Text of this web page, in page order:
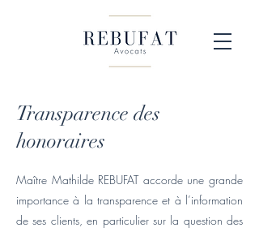
Transparence des
honoraires
Maître Mathilde REBUFAT accorde une grande
importance à la transparence et à l’information
de ses clients, en particulier sur la question des